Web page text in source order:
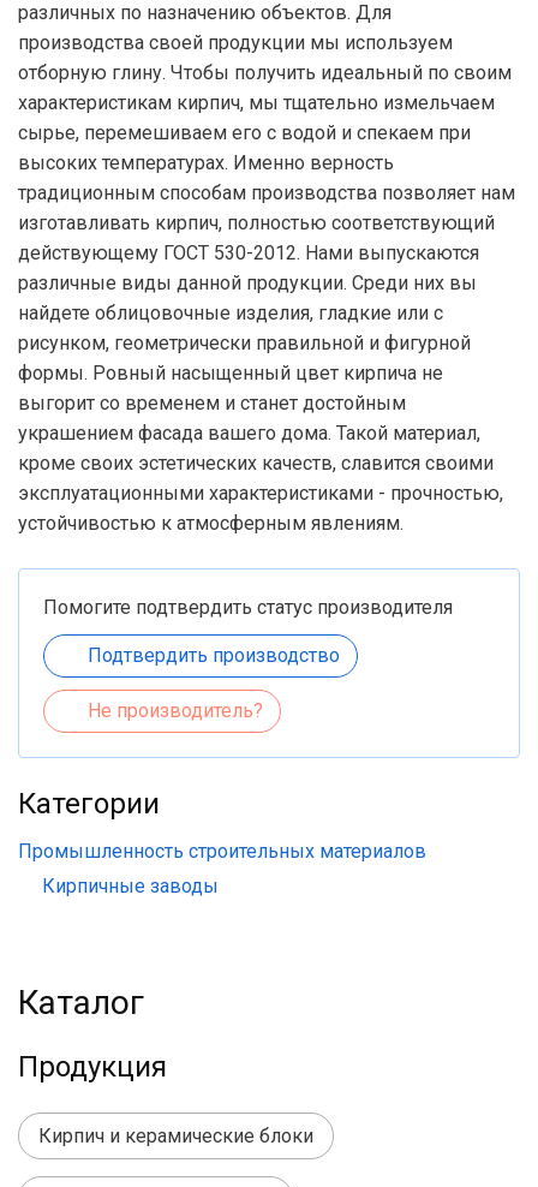
различных по назначению объектов. Для
производства своей продукции мы используем
отборную глину. Чтобы получить идеальный по своим
характеристикам кирпич, мы тщательно измельчаем
сырье, перемешиваем его с водой и спекаем при
высоких температурах. Именно верность
традиционным способам производства позволяет нам
изготавливать кирпич, полностью соответствующий
действующему ГОСТ 530-2012. Нами выпускаются
различные виды данной продукции. Среди них вы
найдете облицовочные изделия, гладкие или с
рисунком, геометрически правильной и фигурной
формы. Ровный насыщенный цвет кирпича не
выгорит со временем и станет достойным
украшением фасада вашего дома. Такой материал,
кроме своих эстетических качеств, славится своими
эксплуатационными характеристиками - прочностью,
устойчивостью к атмосферным явлениям.
Помогите подтвердить статус производителя
Подтвердить производство
Не производитель?
Категории
Промышленность строительных материалов
Кирпичные заводы
Каталог
Продукция
Кирпич и керамические блоки